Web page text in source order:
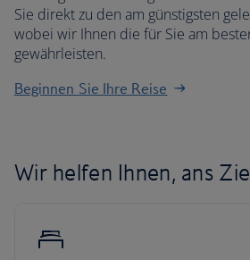
Sie direkt zu den am günstigsten
wobei wir Ihnen die für Sie am
gewährleisten.
Beginnen Sie Ihre Reise
Wir helfen Ihnen, ans